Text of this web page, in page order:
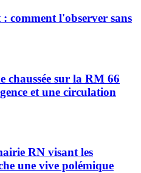
comment l'observer sans
chaussée sur la RM 66
et une circulation
RN visant les
une vive polémique